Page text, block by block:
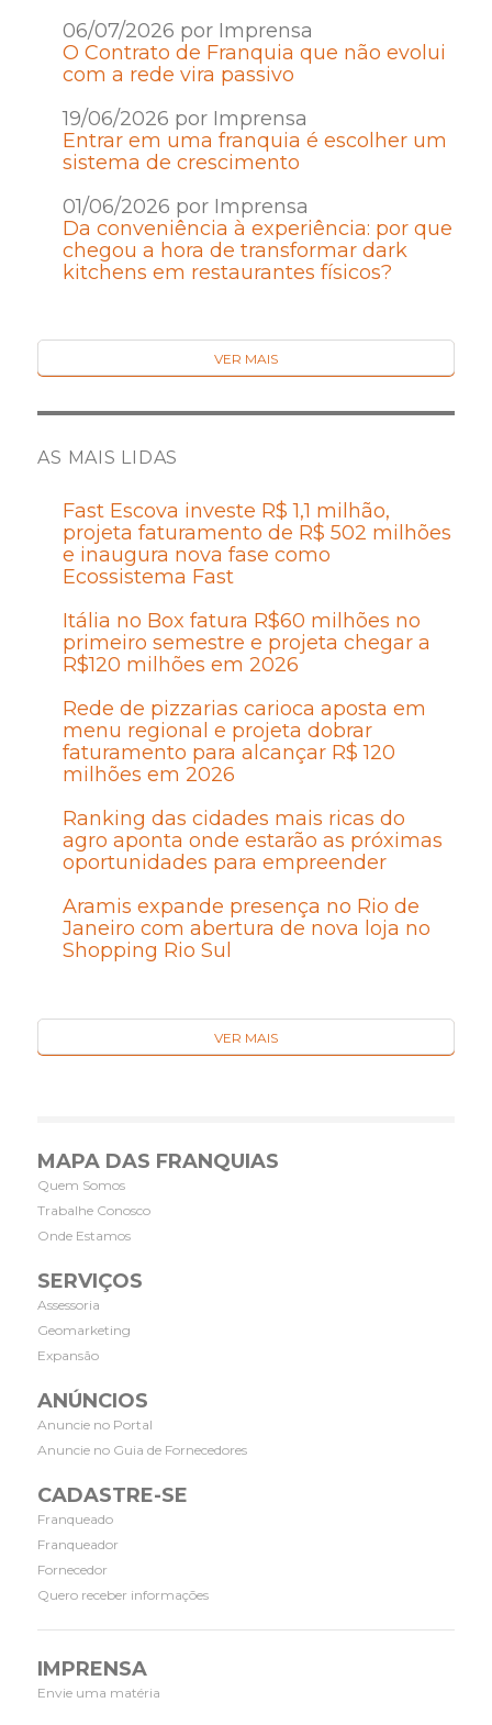
06/07/2026 por Imprensa
O Contrato de Franquia que não evolui
com a rede vira passivo
19/06/2026 por Imprensa
Entrar em uma franquia é escolher um
sistema de crescimento
01/06/2026 por Imprensa
Da conveniência à experiência: por que
chegou a hora de transformar dark
kitchens em restaurantes físicos?
VER MAIS
AS MAIS LIDAS
Fast Escova investe R$ 1,1 milhão,
projeta faturamento de R$ 502 milhões
e inaugura nova fase como
Ecossistema Fast
Itália no Box fatura R$60 milhões no
primeiro semestre e projeta chegar a
R$120 milhões em 2026
Rede de pizzarias carioca aposta em
menu regional e projeta dobrar
faturamento para alcançar R$ 120
milhões em 2026
Ranking das cidades mais ricas do
agro aponta onde estarão as próximas
oportunidades para empreender
Aramis expande presença no Rio de
Janeiro com abertura de nova loja no
Shopping Rio Sul
VER MAIS
MAPA DAS FRANQUIAS
Quem Somos
Trabalhe Conosco
Onde Estamos
SERVIÇOS
Assessoria
Geomarketing
Expansão
ANÚNCIOS
Anuncie no Portal
Anuncie no Guia de Fornecedores
CADASTRE-SE
Franqueado
Franqueador
Fornecedor
Quero receber informações
IMPRENSA
Envie uma matéria